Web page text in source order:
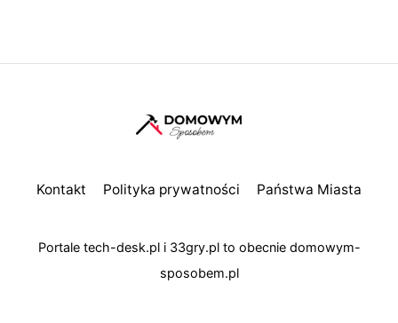
Kontakt Polityka prywatności Państwa Miasta
Portale tech-desk.pli 33gry.plto obecnie domowym-
sposobem.pl